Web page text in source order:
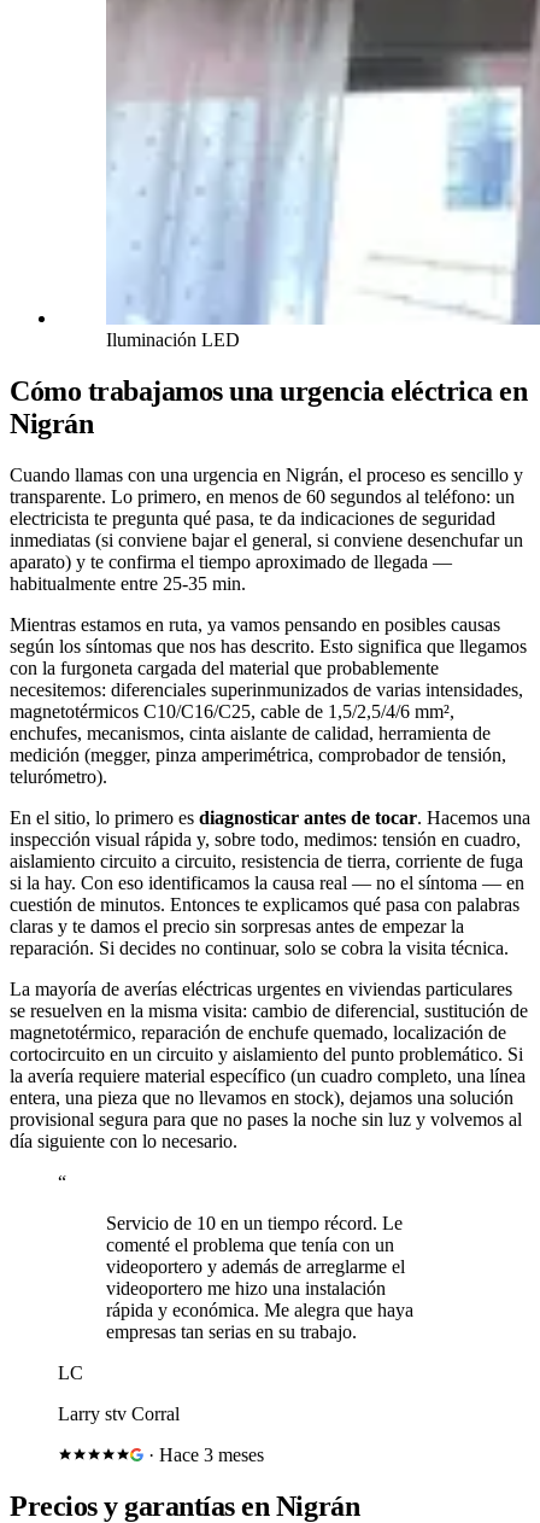
Iluminación LED
Cómo trabajamos una urgencia eléctrica en
Nigrán
Cuando llamas con una urgencia en Nigrán, el proceso es sencillo y
transparente. Lo primero, en menos de 60 segundos al teléfono: un
electricista te pregunta qué pasa, te da indicaciones de seguridad
inmediatas (si conviene bajar el general, si conviene desenchufar un
aparato) y te confirma el tiempo aproximado de llegada —
habitualmente entre 25-35 min.
Mientras estamos en ruta, ya vamos pensando en posibles causas
según los síntomas que nos has descrito. Esto significa que llegamos
con la furgoneta cargada del material que probablemente
necesitemos: diferenciales superinmunizados de varias intensidades,
magnetotérmicos C10/C16/C25, cable de 1,5/2,5/4/6 mm²,
enchufes, mecanismos, cinta aislante de calidad, herramienta de
medición (megger, pinza amperimétrica, comprobador de tensión,
telurómetro).
En el sitio, lo primero es diagnosticar antes de tocar. Hacemos una
inspección visual rápida y, sobre todo, medimos: tensión en cuadro,
aislamiento circuito a circuito, resistencia de tierra, corriente de fuga
si la hay. Con eso identificamos la causa real — no el síntoma — en
cuestión de minutos. Entonces te explicamos qué pasa con palabras
claras y te damos el precio sin sorpresas antes de empezar la
reparación. Si decides no continuar, solo se cobra la visita técnica.
La mayoría de averías eléctricas urgentes en viviendas particulares
se resuelven en la misma visita: cambio de diferencial, sustitución de
magnetotérmico, reparación de enchufe quemado, localización de
cortocircuito en un circuito y aislamiento del punto problemático. Si
la avería requiere material específico (un cuadro completo, una línea
entera, una pieza que no llevamos en stock), dejamos una solución
provisional segura para que no pases la noche sin luz y volvemos al
día siguiente con lo necesario.
“
Servicio de 10 en un tiempo récord. Le
comenté el problema que tenía con un
videoportero y además de arreglarme el
videoportero me hizo una instalación
rápida y económica. Me alegra que haya
empresas tan serias en su trabajo.
LC
Larry stv Corral
· Hace 3 meses
Precios y garantías en Nigrán